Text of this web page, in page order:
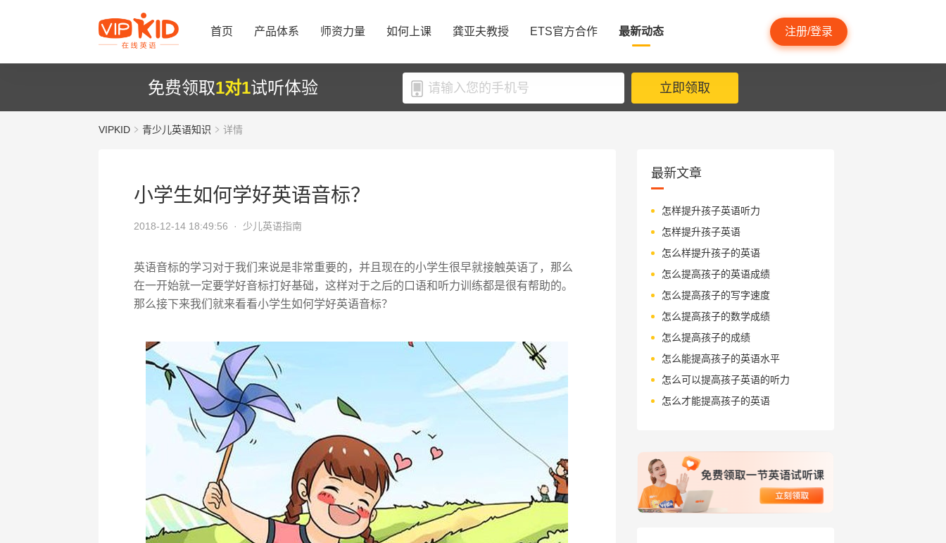
首页 产品体系 师资力量 如何上课 龚亚夫教授 ETS官方合作 最新动态 注册/登录
免费领取1对1试听体验 立即领取
VIPKID 青少儿英语知识 详情
小学生如何学好英语音标？
2018-12-14 18:49:56 · 少儿英语指南
英语音标的学习对于我们来说是非常重要的，并且现在的小学生很早就接触英语了，那么
在一开始就一定要学好音标打好基础，这样对于之后的口语和听力训练都是很有帮助的。
那么接下来我们就来看看小学生如何学好英语音标？
最新文章
怎样提升孩子英语听力
怎样提升孩子英语
怎么样提升孩子的英语
怎么提高孩子的英语成绩
怎么提高孩子的写字速度
怎么提高孩子的数学成绩
怎么提高孩子的成绩
怎么能提高孩子的英语水平
怎么可以提高孩子英语的听力
怎么才能提高孩子的英语